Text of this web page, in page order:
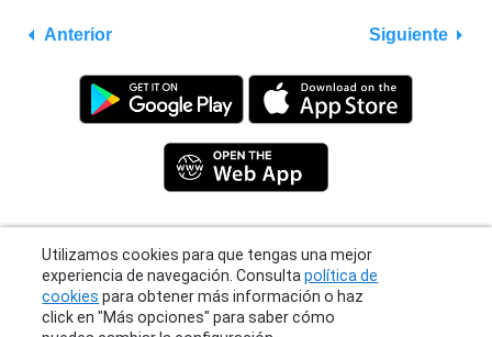
Anterior Siguiente
© 2026 Moovit Updates - All Rights Reserved.
Utilizamos cookies para que tengas una mejor
experiencia de navegación. Consulta
política de
cookies
para obtener más información o haz
click en "Más opciones" para saber cómo
puedes cambiar la configuración.